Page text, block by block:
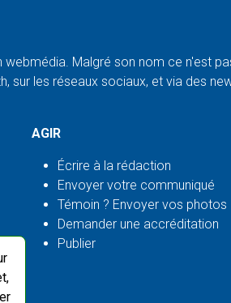
webmédia. Malgré son nom ce n'est
sur les réseaux sociaux, et via des
AGIR
Écrire à la rédaction
Envoyer votre communiqué
Témoin ? Envoyer vos photos
Demander une accréditation
Publier